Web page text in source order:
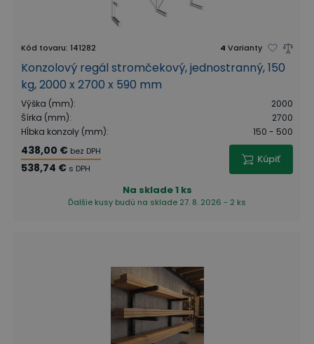
Kód tovaru: 141282 4 Varianty
Konzolový regál stromčekový, jednostranný, 150
kg, 2000 x 2700 x 590 mm
Výška (mm):
2000
Šírka (mm):
2700
Hĺbka konzoly (mm): 150 - 500
438,00 € bez DPH
538,74 € s DPH
Kúpiť
Na sklade1 ks
Ďalšie kusy budú na sklade 27. 8. 2026 - 2 ks